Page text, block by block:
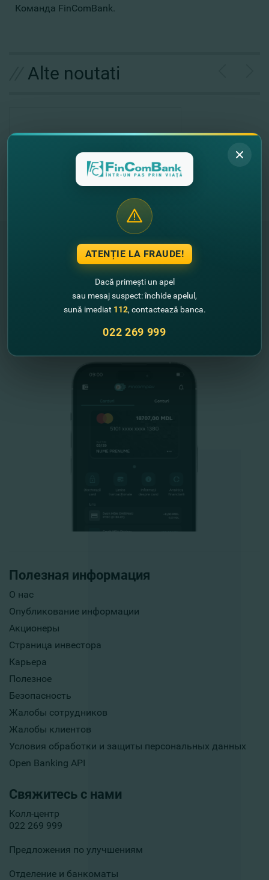
Команда FinComBank.
Alte noutati
Полезная информация
О нас
Опубликование информации
Акционеры
Страница инвестора
Карьера
Полезное
Безопасность
Жалобы сотрудников
Жалобы клиентов
Условия обработки и защиты персональных данных
Open Banking API
Свяжитесь с нами
Колл-центр
022 269 999
Предложения по улучшениям
Отделение и банкоматы
"FinComBank" S.A. является членом
Схемы гарантирования депозитов
Республики Молдова
FinComPay Mobile
ATENȚIE LA FRAUDE!
Dacă primești un apel
sau mesaj suspect: închide apelul,
sună imediat 112, contactează banca.
022 269 999